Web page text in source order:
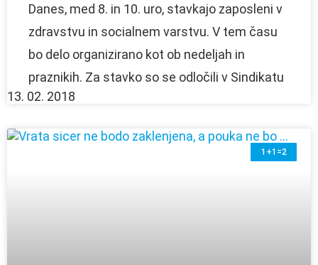
Danes, med 8. in 10. uro, stavkajo zaposleni v
zdravstvu in socialnem varstvu. V tem času
bo delo organizirano kot ob nedeljah in
praznikih. Za stavko so se odločili v Sindikatu
13. 02. 2018
1+1=2